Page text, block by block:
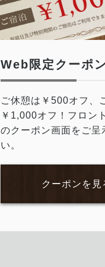
Web限定クーポ
ご休憩は￥500オフ、
￥1,000オフ！フロン
のクーポン画面をご呈
い。
クーポンを見